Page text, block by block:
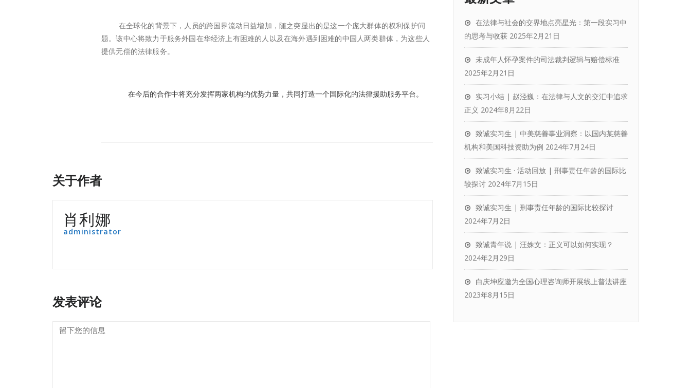
在全球化的背景下，人员的跨国界流动日益增加，随之突显出的是这一个庞大群体的权利保护问
题。该中心将致力于服务外国在华经济上有困难的人以及在海外遇到困难的中国人两类群体，为这些人
提供无偿的法律服务。
在今后的合作中将充分发挥两家机构的优势力量，共同打造一个国际化的法律援助服务平台。
关于作者
肖利娜
administrator
发表评论
在法律与社会的交界地点亮星光：第一段实习中
的思考与收获 2025年2月21日
未成年人怀孕案件的司法裁判逻辑与赔偿标准
2025年2月21日
实习小结 | 赵泾巍：在法律与人文的交汇中追求
正义 2024年8月22日
致诚实习生 | 中美慈善事业洞察：以国内某慈善
机构和美国科技资助为例 2024年7月24日
致诚实习生 · 活动回放 | 刑事责任年龄的国际比
较探讨 2024年7月15日
致诚实习生 | 刑事责任年龄的国际比较探讨
2024年7月2日
致诚青年说 | 汪姝文：正义可以如何实现？
2024年2月29日
白庆坤应邀为全国心理咨询师开展线上普法讲座
2023年8月15日